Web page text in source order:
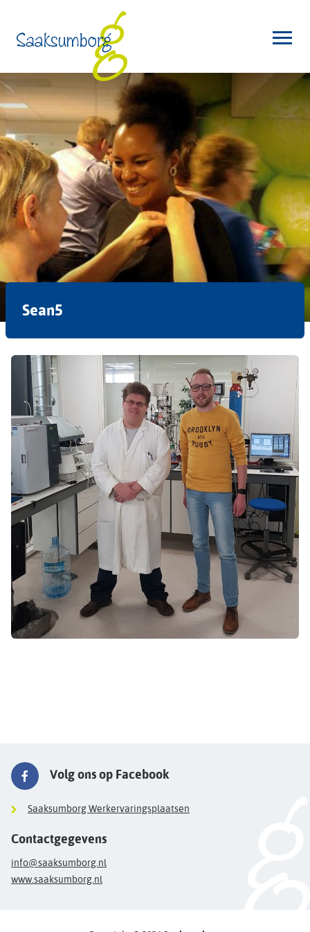
Sean5
Volg ons op Facebook
Saaksumborg Werkervaringsplaatsen
Contactgegevens
info@saaksumborg.nl
www.saaksumborg.nl